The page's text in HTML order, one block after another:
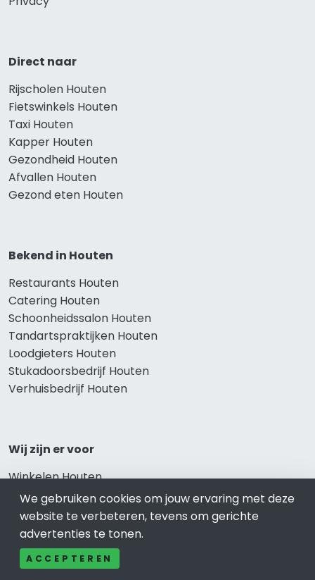
Direct naar
Rijscholen Houten
Fietswinkels Houten
Taxi Houten
Kapper Houten
Gezondheid Houten
Afvallen Houten
Gezond eten Houten
Bekend in Houten
Restaurants Houten
Catering Houten
Schoonheidssalon Houten
Tandartspraktijken Houten
Loodgieters Houten
Stukadoorsbedrijf Houten
Verhuisbedrijf Houten
Wij zijn er voor
Winkelen Houten
Meubel-Woonwinkel Houten
Appartementen- en Kamerverhuur Houten
Camping Houten
Overnachten Houten
Vakantiehuis Houten
We gebruiken cookies om jouw ervaring met deze
website te verbeteren, tevens om gerichte
advertenties te tonen.
ACCEPTEREN